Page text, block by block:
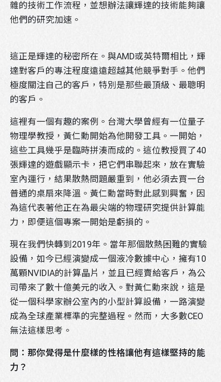
雜的技術工作流程，並想辦法讓輝達的技術能夠讓
他們的研究加速。
這正是輝達的秘密所在。與AMD或英特爾相比，輝
達對客戶的專注程度遠遠超越其他競爭對手。他們
極度關注自己的客戶，特別是那些最頂級、最聰明
的客戶。
這裡有一個有趣的案例。台灣大學曾經有一位量子
物理學教授，黃仁勳開始為他開發工具。一開始，
這些工具幾乎是臨時拼湊而成的。這位教授買了40
張輝達的遊戲顯示卡，把它們串聯起來，放在實驗
室內運行，結果散熱問題嚴重到，他必須去買一台
普通的桌扇來降溫。黃仁勳當時對此感到興奮，因
為這代表著他正在為最尖端的物理研究提供計算能
力，即便這個專案一開始是虧損的。
現在我們快轉到2019年。當年那個散熱困難的實驗
設備，如今已經演變成一個液冷數據中心，擁有10
萬顆NVIDIA的計算晶片，並且已經賣給客戶，為公
司帶來了數十億美元的收入。對黃仁勳來說，這是
從一個科學家辦公室內的小型計算設備，一路演變
成為全球產業標準的完整過程。然而，大多數CEO
無法這樣思考。
問：那你覺得是什麼樣的性格讓他有這樣堅持的能
力？